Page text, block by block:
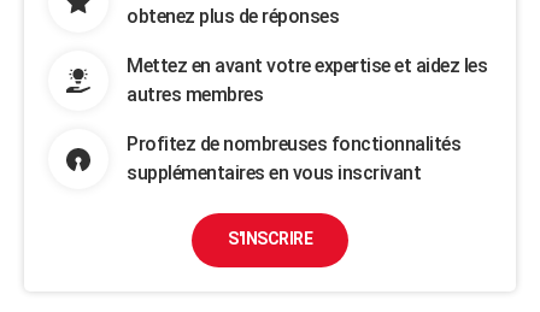
obtenez plus de réponses
Mettez en avant votre expertise et aidez les
autres membres
Profitez de nombreuses fonctionnalités
supplémentaires en vous inscrivant
S'INSCRIRE